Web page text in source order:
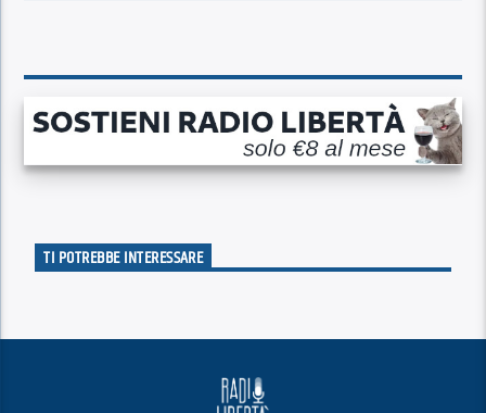
TI POTREBBE INTERESSARE